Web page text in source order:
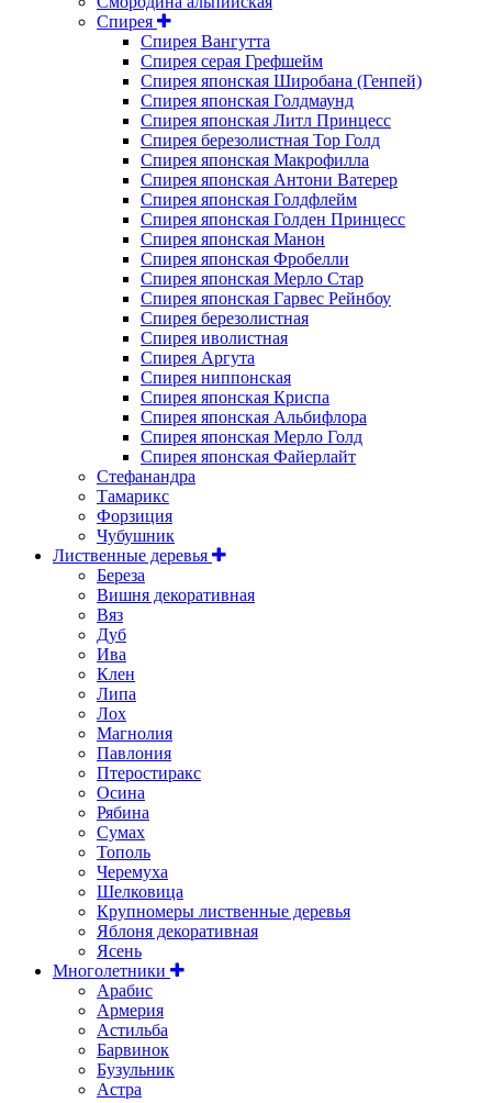
Спирея
Спирея Вангутта
Спирея серая Грефшейм
Спирея японская Широбана (Генпей)
Спирея японская Голдмаунд
Спирея японская Литл Принцесс
Спирея березолистная Тор Голд
Спирея японская Макрофилла
Спирея японская Антони Ватерер
Спирея японская Голдфлейм
Спирея японская Голден Принцесс
Спирея японская Манон
Спирея японская Фробелли
Спирея японская Мерло Стар
Спирея японская Гарвес Рейнбоу
Спирея березолистная
Спирея иволистная
Спирея Аргута
Спирея ниппонская
Спирея японская Криспа
Спирея японская Альбифлора
Спирея японская Мерло Голд
Спирея японская Файерлайт
Стефанандра
Тамарикс
Форзиция
Чубушник
Лиственные деревья
Береза
Вишня декоративная
Вяз
Дуб
Ива
Клен
Липа
Лох
Магнолия
Павлония
Птеростиракс
Осина
Рябина
Сумах
Тополь
Черемуха
Шелковица
Крупномеры лиственные деревья
Яблоня декоративная
Ясень
Многолетники
Арабис
Армерия
Астильбa
Барвинок
Бузульник
Астра